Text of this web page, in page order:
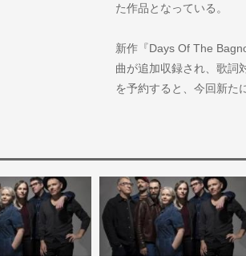
た作品となっている。
新作『Days Of The
曲が追加収録され、歌詞
を予約すると、今回新た